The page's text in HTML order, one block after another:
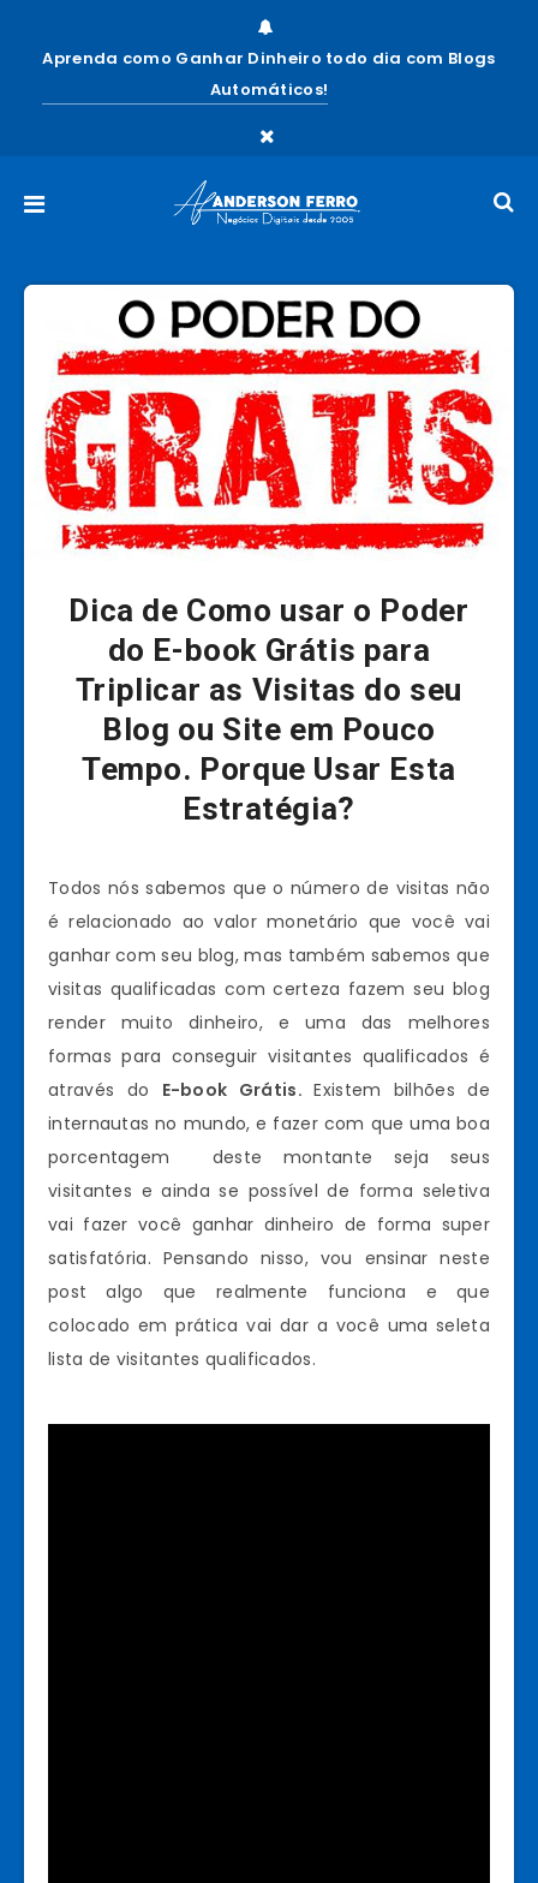
Aprenda como Ganhar Dinheiro todo dia com Blogs
Automáticos!
Dica de Como usar o Poder
do E-book Grátis para
Triplicar as Visitas do seu
Blog ou Site em Pouco
Tempo. Porque Usar Esta
Estratégia?
Todos nós sabemos que o número de visitas não
é relacionado ao valor monetário que você vai
ganhar com seu blog, mas também sabemos que
visitas qualificadas com certeza fazem seu blog
render muito dinheiro, e uma das melhores
formas para conseguir visitantes qualificados é
através do E-book Grátis.Existem bilhões de
internautas no mundo, e fazer com que uma boa
porcentagem deste montante seja seus
visitantes e ainda se possível de forma seletiva
vai fazer você ganhar dinheiro de forma super
satisfatória. Pensando nisso, vou ensinar neste
post algo que realmente funciona e que
colocado em prática vai dar a você uma seleta
lista de visitantes qualificados.